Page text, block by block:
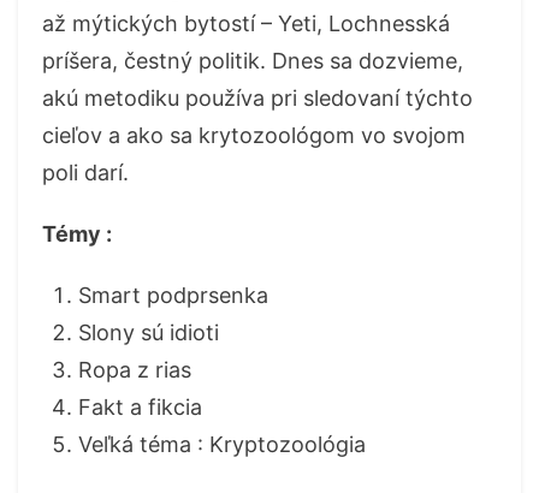
až mýtických bytostí – Yeti, Lochnesská
príšera, čestný politik. Dnes sa dozvieme,
akú metodiku používa pri sledovaní týchto
cieľov a ako sa krytozoológom vo svojom
poli darí.
Témy :
Smart podprsenka
Slony sú idioti
Ropa z rias
Fakt a fikcia
Veľká téma : Kryptozoológia